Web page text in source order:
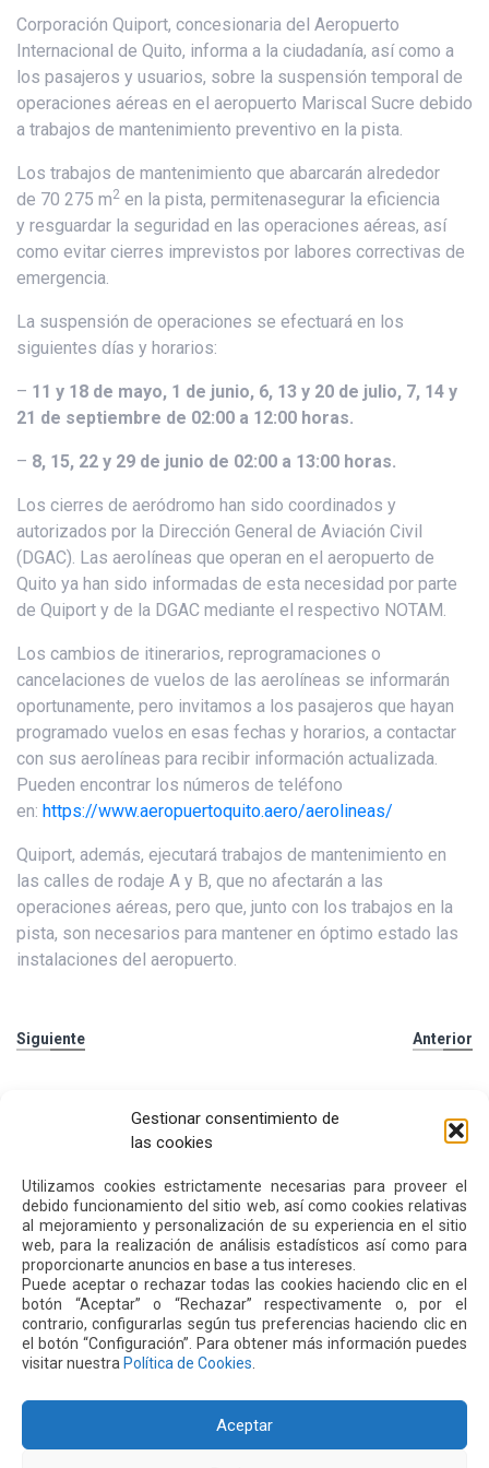
Gestionar consentimiento de
las cookies
Utilizamos cookies estrictamente necesarias para proveer el
debido funcionamiento del sitio web, así como cookies relativas
al mejoramiento y personalización de su experiencia en el sitio
web, para la realización de análisis estadísticos así como para
proporcionarte anuncios en base a tus intereses.
Puede aceptar o rechazar todas las cookies haciendo clic en el
botón “Aceptar” o “Rechazar” respectivamente o, por el
contrario, configurarlas según tus preferencias haciendo clic en
el botón “Configuración”. Para obtener más información puedes
visitar nuestra Política de Cookies
Aceptar
Corporación Quiport, concesionaria del Aeropuerto
Internacional de Quito, informa a la ciudadanía, así como a
los pasajeros y usuarios, sobre la suspensión temporal de
operaciones aéreas en el aeropuerto Mariscal Sucre debido
a trabajos de mantenimiento preventivo en la pista.
Los trabajos de mantenimiento que abarcarán alrededor
de 70 275 m2 en la pista, permitenasegurar la eficiencia
y resguardar la seguridad en las operaciones aéreas, así
como evitar cierres imprevistos por labores correctivas de
emergencia.
La suspensión de operaciones se efectuará en los
siguientes días y horarios:
– 11 y 18 de mayo, 1 de junio, 6, 13 y 20 de julio, 7, 14 y
21 de septiembre de 02:00 a 12:00 horas.
– 8, 15, 22 y 29 de junio de 02:00 a 13:00 horas.
Los cierres de aeródromo han sido coordinados y
autorizados por la Dirección General de Aviación Civil
(DGAC). Las aerolíneas que operan en el aeropuerto de
Quito ya han sido informadas de esta necesidad por parte
de Quiport y de la DGAC mediante el respectivo NOTAM.
Los cambios de itinerarios, reprogramaciones o
cancelaciones de vuelos de las aerolíneas se informarán
oportunamente, pero invitamos a los pasajeros que hayan
programado vuelos en esas fechas y horarios, a contactar
con sus aerolíneas para recibir información actualizada.
Pueden encontrar los números de teléfono
en: https://www.aeropuertoquito.aero/aerolineas/
Quiport, además, ejecutará trabajos de mantenimiento en
las calles de rodaje A y B, que no afectarán a las
operaciones aéreas, pero que, junto con los trabajos en la
pista, son necesarios para mantener en óptimo estado las
instalaciones del aeropuerto.
Siguiente Anterior
Noticias
24 JUL 2026
El aeropuerto de Quito fortalece su oferta comercial